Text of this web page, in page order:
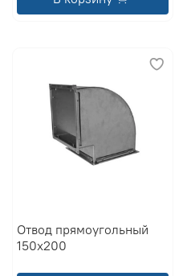
Отвод прямоугольный
150x200